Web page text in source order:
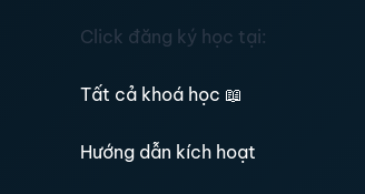
Click đăng ký học tại:
Tất cả khoá học 📖
Hướng dẫn kích hoạt